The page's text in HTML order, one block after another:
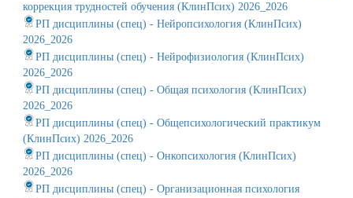
коррекция трудностей обучения (КлинПсих) 2026_2026
РП дисциплины (спец) - Нейропсихология (КлинПсих)
2026_2026
РП дисциплины (спец) - Нейрофизиология (КлинПсих)
2026_2026
РП дисциплины (спец) - Общая психология (КлинПсих)
2026_2026
РП дисциплины (спец) - Общепсихологический практикум
(КлинПсих) 2026_2026
РП дисциплины (спец) - Онкопсихология (КлинПсих)
2026_2026
РП дисциплины (спец) - Организационная психология